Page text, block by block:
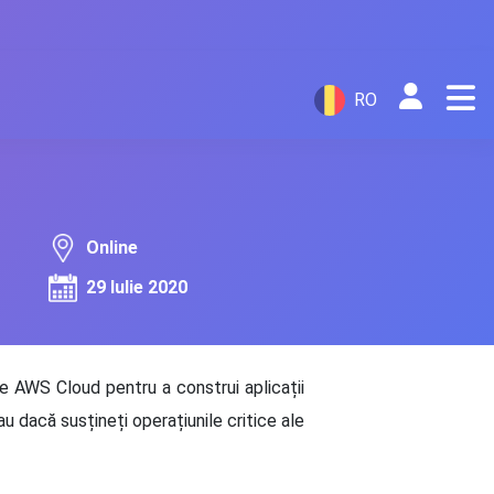
RO
Online
29 Iulie 2020
Cloud pentru a construi aplicații
dacă susțineți operațiunile critice ale